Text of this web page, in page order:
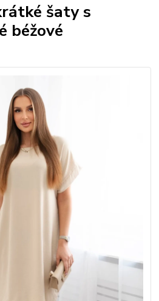
šaty s
béžové